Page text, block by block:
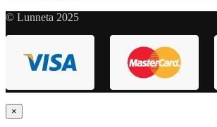
© Lunneta 2025
×